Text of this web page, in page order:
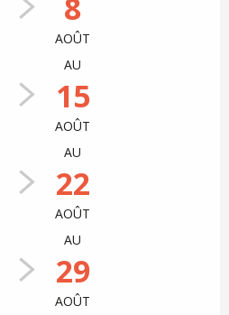
8
AOÛT
AU
15
AOÛT
AU
22
AOÛT
AU
29
AOÛT